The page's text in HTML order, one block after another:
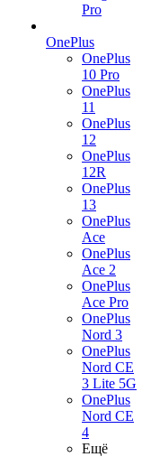
Pro
OnePlus
OnePlus
10 Pro
OnePlus
11
OnePlus
12
OnePlus
12R
OnePlus
13
OnePlus
Ace
OnePlus
Ace 2
OnePlus
Ace Pro
OnePlus
Nord 3
OnePlus
Nord CE
3 Lite 5G
OnePlus
Nord CE
4
Ещё